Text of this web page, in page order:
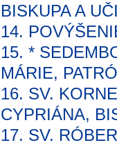
BISKUPA A
14.
15. *
MÁRIE,
16. SV.
CYPRIÁNA,
17. SV.